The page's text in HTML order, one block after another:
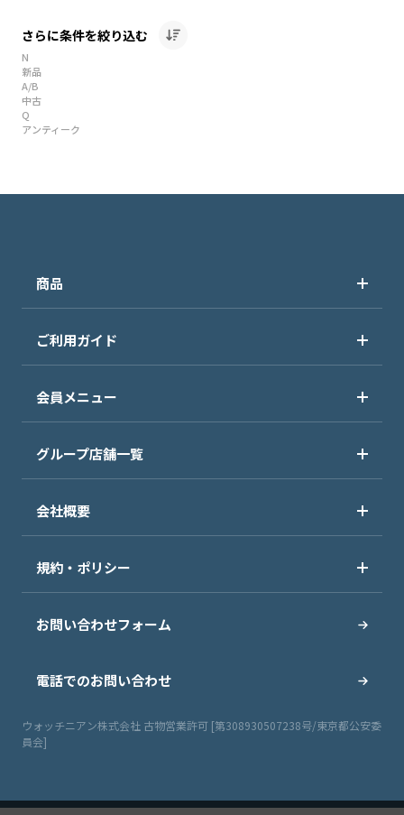
さらに条件を絞り込む
N
新品
A/B
中古
Q
アンティーク
商品
ご利用ガイド
会員メニュー
グループ店舗一覧
会社概要
規約・ポリシー
お問い合わせフォーム
電話でのお問い合わせ
ウォッチニアン株式会社 古物営業許可 [第308930507238号/東京都公安委
員会]